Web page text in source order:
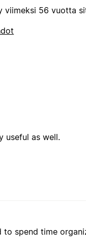
viimeksi 56 vuotta
useful as well.
to spend time